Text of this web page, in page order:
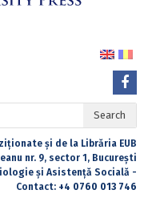
Search
și de la Librăria EUB
nr. 9, sector 1, București
și Asistență Socială -
Contact: +4 0760 013 746